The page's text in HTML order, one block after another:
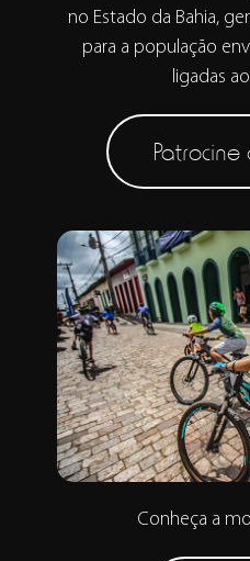
no Estado da Bahia,
para a população
ligadas
Conheça a